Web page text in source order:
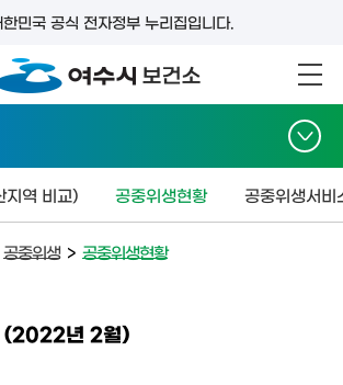
민국 공식 전자정부 누리집입니다.
지역 비교) 공중위생현황 공중위생서비
공중위생 > 공중위생현황
(2022년 2월)